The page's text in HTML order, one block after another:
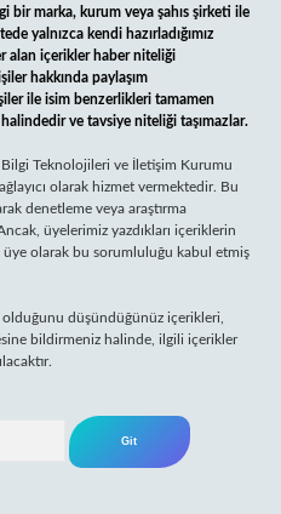
bir marka, kurum veya şahıs şirketi ile
yalnızca kendi hazırladığımız
alan içerikler haber niteliği
hakkında paylaşım
ile isim benzerlikleri tamamen
ve tavsiye niteliği taşımazlar.
Bilgi Teknolojileri ve İletişim Kurumu
olarak hizmet vermektedir. Bu
denetleme veya araştırma
üyelerimiz yazdıkları içeriklerin
olarak bu sorumluluğu kabul etmiş
olduğunu düşündüğünüz içerikleri,
bildirmeniz halinde, ilgili içerikler